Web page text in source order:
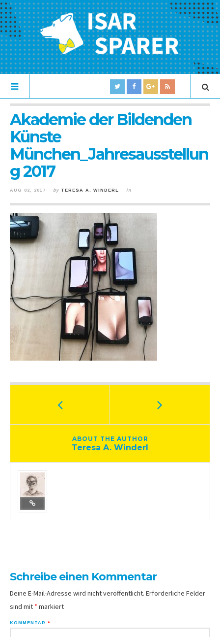
Akademie der Bildenden
Künste
München_Jahresausstellun
g 2017
AUG 02, 2017 by TERESA A. WINDERL in
ABOUT THE AUTHOR
Teresa A. Winderl
Schreibe einen Kommentar
Deine E-Mail-Adresse wird nicht veröffentlicht. Erforderliche Felder
sind mit * markiert
KOMMENTAR *